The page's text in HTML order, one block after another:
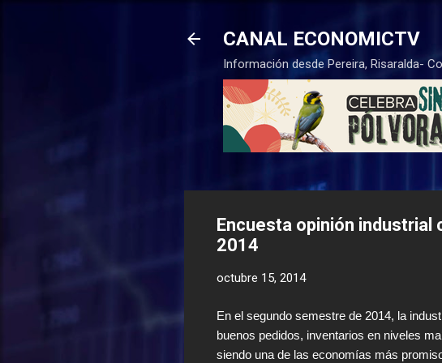
CANAL ECONOMICTV
Información desde Pereira, Risaralda-
Encuesta opinión industrial
2014
octubre 15, 2014
En el segundo semestre de 2014, la
buenos pedidos, inventarios en niveles
siendo una de las economías más